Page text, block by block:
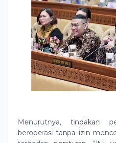
Menurutnya, tindakan
beroperasi tanpa izin